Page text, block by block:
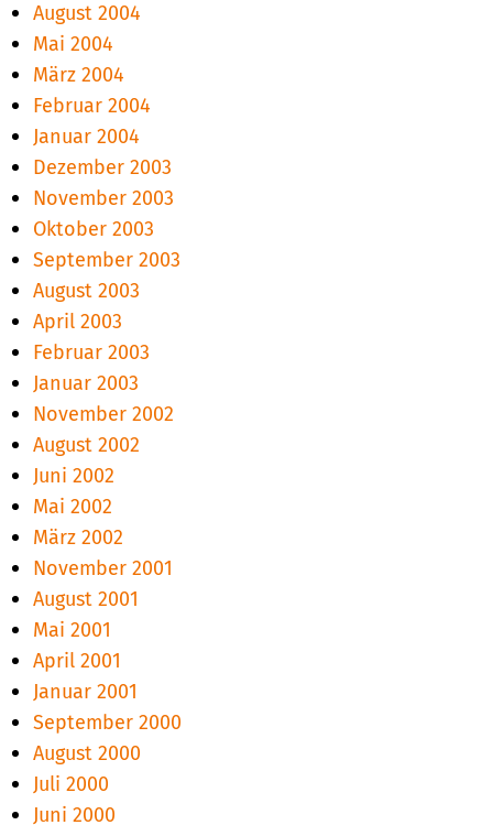
August 2004
Mai 2004
März 2004
Februar 2004
Januar 2004
Dezember 2003
November 2003
Oktober 2003
September 2003
August 2003
April 2003
Februar 2003
Januar 2003
November 2002
August 2002
Juni 2002
Mai 2002
März 2002
November 2001
August 2001
Mai 2001
April 2001
Januar 2001
September 2000
August 2000
Juli 2000
Juni 2000